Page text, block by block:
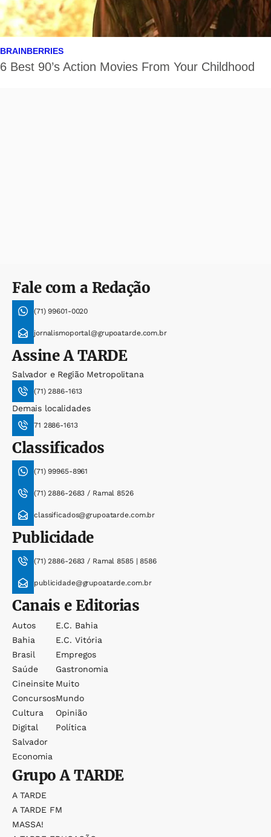
Fale com a Redação
(71) 99601-0020
jornalismoportal@grupoatarde.com.br
AssineA TARDE
Salvador e Região Metropolitana
(71) 2886-1613
Demais localidades
71 2886-1613
Classificados
(71) 99965-8961
(71) 2886-2683 / Ramal 8526
classificados@grupoatarde.com.br
Publicidade
(71) 2886-2683 / Ramal 8585 | 8586
publicidade@grupoatarde.com.br
Canais e Editorias
Autos
Bahia
Brasil
Saúde
Cineinsite
Concursos
Cultura
Digital
Salvador
Economia
E.c. Bahia
E.c. Vitória
Empregos
Gastronomia
Muito
Mundo
Opinião
Política
GrupoA TARDE
A TARDE
A TARDE FM
MASSA!